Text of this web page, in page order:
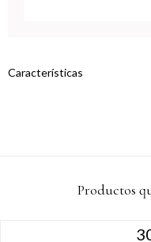
Características
Productos